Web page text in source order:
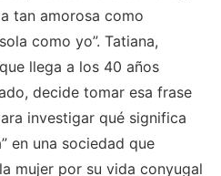
tan amorosa como
como yo”. Tatiana,
llega a los 40 años
decide tomar esa frase
investigar qué significa
en una sociedad que
mujer por su vida conyugal